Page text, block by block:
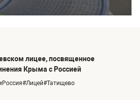
лицее, посвященное
Крыма с Россией